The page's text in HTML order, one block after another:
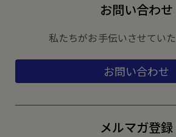
お問い合わせ
私たちがお手伝いさせていた
お問い合わせ
メルマガ登録